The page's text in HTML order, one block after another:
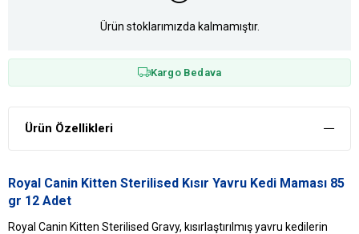
Ürün stoklarımızda kalmamıştır.
Kargo Bedava
Ürün Özellikleri
Royal Canin Kitten Sterilised Kısır Yavru Kedi Maması 85
gr 12 Adet
Royal Canin Kitten Sterilised Gravy, kısırlaştırılmış yavru kedilerin